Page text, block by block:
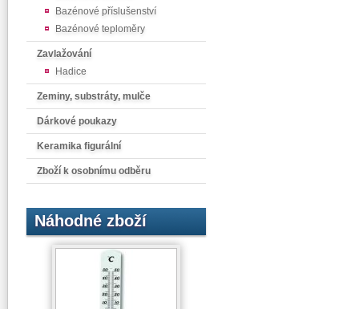
Bazénové příslušenství
Bazénové teploměry
Zavlažování
Hadice
Zeminy, substráty, mulče
Dárkové poukazy
Keramika figurální
Zboží k osobnímu odběru
Náhodné zboží